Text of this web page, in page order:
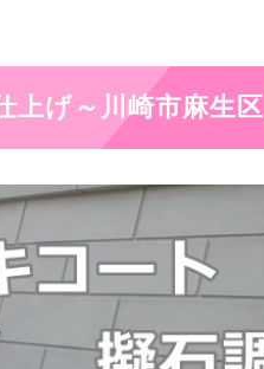
上げ～川崎市麻生区